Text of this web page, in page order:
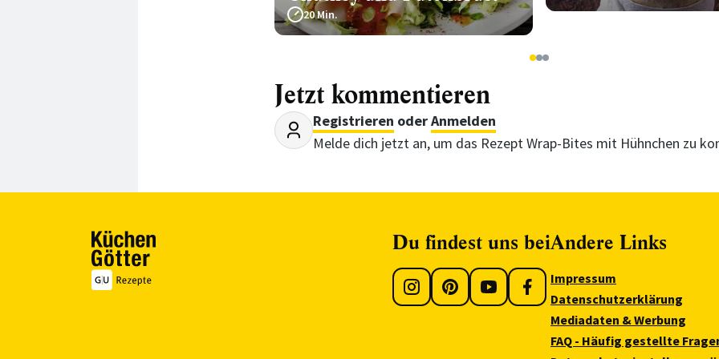
20 Min.
123
Jetzt kommentieren
Registrieren oderAnmelden
Melde dich jetzt an, um das Rezept Wrap-Bites mit Hühnchen zu
Du findest uns beiAndere Links
Impressum
Datenschutzerklärung
Mediadaten & Werbung
FAQ - Häufig gestellte